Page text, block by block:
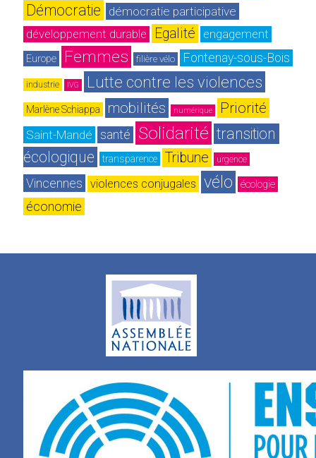
Démocratie démocratie participative
développement durable Egalité engagement
Europe Femmes filière vélo Fontenay-sous-Bois
industrie IVG Lutte contre les violences
Marlène Schiappa mobilités numérique Priorité
Saint-Mandé santé Solidarité transition
écologique
transparence Tribune urgence
Vincennes violences conjugales vélo écologie
économie